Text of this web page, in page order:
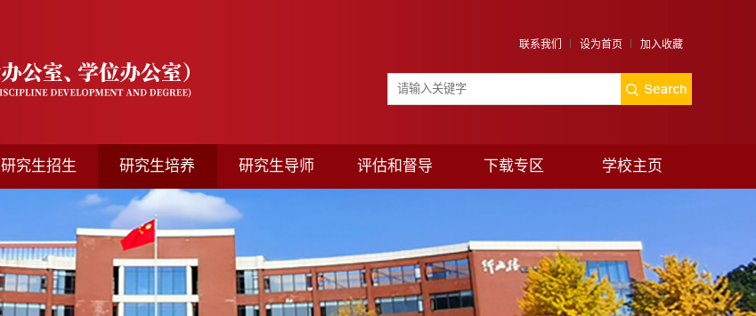
联系我们 设为首页 加入收藏
研究生招生 研究生培养 研究生导师 评估和督导 下载专区 学校主页